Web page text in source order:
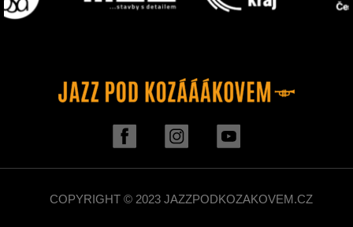
COPYRIGHT © 2023 JAZZPODKOZAKOVEM.CZ